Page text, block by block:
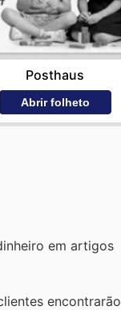
Posthaus
Abrir folheto
em artigos
encontrarão